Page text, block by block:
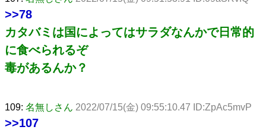
>>78
カタバミは国によってはサラダなんかで日常的
に食べられるぞ
毒があるんか？
109: 名無しさん 2022/07/15(金) 09:55:10.47 ID:ZpAc5mvP
>>107